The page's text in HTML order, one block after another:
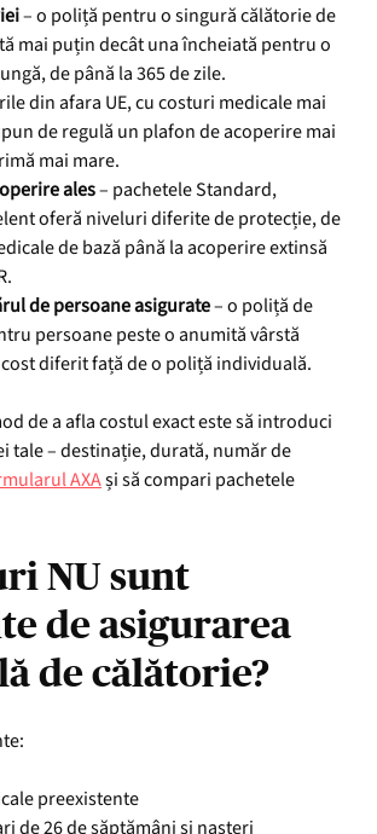
– o poliță pentru o singură călătorie de
mai puțin decât una încheiată pentru o
de până la 365 de zile.
din afara UE, cu costuri medicale mai
de regulă un plafon de acoperire mai
mai mare.
ales– pachetele Standard,
oferă niveluri diferite de protecție, de
de bază până la acoperire extinsă
de persoane asigurate– o poliță de
persoane peste o anumită vârstă
diferit față de o poliță individuală.
de a afla costul exact este să introduci
tale – destinație, durată, număr de
AXAși să compari pachetele
NU sunt
de asigurarea
de călătorie?
preexistente
de 26 de săptămâni și nașteri